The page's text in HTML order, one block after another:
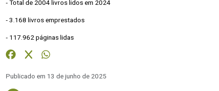
- Total de 2004 livros lidos em 2024
- 3.168 livros emprestados
- 117.962 páginas lidas
Publicado em 13 de junho de 2025